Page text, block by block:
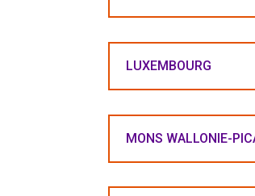
LUXEMBOURG
MONS WALLONIE-